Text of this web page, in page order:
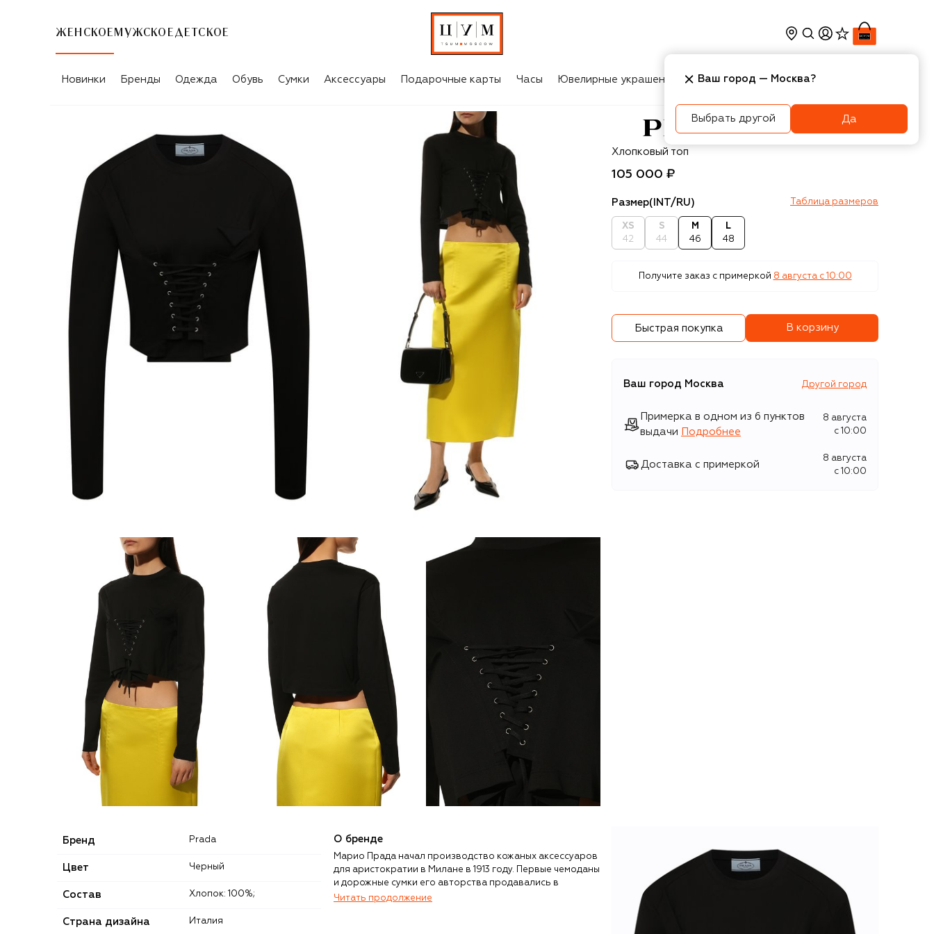
ЖЕНСКОЕ МУЖСКОЕ ДЕТСКОЕ
Новинки Бренды Одежда Обувь Сумки Аксессуары Подарочные карты Часы Ювелирные украшения Косметика Интерьер
Prada
Хлопковый топ
105 000 ₽
Размер(INT/RU) Таблица размеров
XS
42
S
44
M
46
L
48
Получите заказ с примеркой 8 августа c 10:00
Быстрая покупка В корзину
Ваш город Москва Другой город
Примерка в одном из 6 пунктов
выдачи
Подробнее
8 августа
c 10:00
Доставка с примеркой
8 августа
c 10:00
Бренд Prada
Цвет Черный
Состав Хлопок: 100%;
Страна дизайна Италия
О бренде
Марио Прада начал производство кожаных аксессуаров
для аристократии в Милане в 1913 году. Первые чемоданы
и дорожные сумки его авторства продавались в
престижной торговой галерее Виктора-Эммануила II, а
Читать продолжение
Ваш город — Москва?
Выбрать другой Да